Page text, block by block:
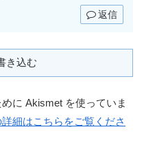
返信
き込む
に Akismet を使っていま
細はこちらをご覧くださ